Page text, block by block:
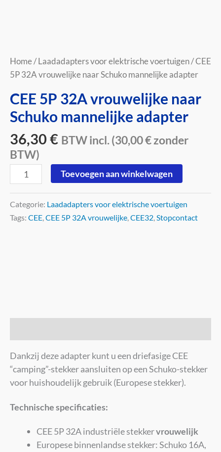
Home/Laadadapters voor elektrische voertuigen/ CEE
5P 32A vrouwelijke naar Schuko mannelijke adapter
CEE 5P 32A vrouwelijke naar
Schuko mannelijke adapter
36,30 € BTW incl. (30,00€zonder
BTW)
Toevoegen aan winkelwagen
Categorie: Laadadapters voor elektrische voertuigen
Tags: CEE,CEE 5P 32A vrouwelijke,CEE32,Stopcontact
Dankzij deze adapter kunt u een driefasige CEE
“camping”-stekker aansluiten op een Schuko-stekker
voor huishoudelijk gebruik (Europese stekker).
Technische specificaties:
CEE 5P 32A industriële stekkervrouwelijk
Europese binnenlandse stekker: Schuko 16A,